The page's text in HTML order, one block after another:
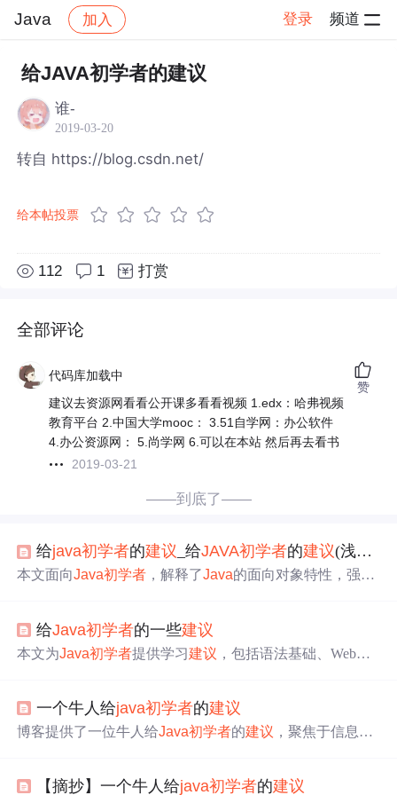
Java 加入 登录 频道
社区 Java 帖子详情
给JAVA初学者的建议
谁-
2019-03-20
转自 https://blog.csdn.net/
给本帖投票
112 1 打赏
全部评论
代码库加载中
建议去资源网看看公开课多看看视频 1.edx：哈弗视频
教育平台 2.中国大学mooc： 3.51自学网：办公软件
4.办公资源网： 5.尚学网 6.可以在本站 然后再去看书
2019-03-21
赞
——到底了——
给java初学者的建议 _给JAVA初学者的建议(浅谈
本文面向Java初学者 ，解释了Java的面向对象特性，强调
门难度。同时，文中鼓励有问题的读者进行在线咨询。
给Java初学者的一些建议
本文为Java初学者提供学习建议 ，包括语法基础、Web应
一个牛人给java初学者的建议
博客提供了一位牛人给Java初学者的建议 ，聚焦于信息技
【摘抄】一个牛人给java初学者的建议